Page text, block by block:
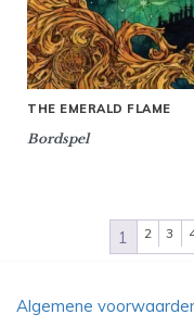
THE EMERALD FLAME
Bordspel
1 2 3
Algemene